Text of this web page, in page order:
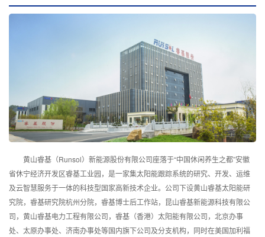
黄山睿基（Runsol）新能源股份有限公司座落于“中国休闲养生之都”安徽
省休宁经济开发区睿基工业园，是一家集太阳能跟踪系统的研究、开发、运维
及云智慧服务于一体的科技型国家高新技术企业。公司下设黄山睿基太阳能研
究院，睿基研究院杭州分院，睿基博士后工作站，昆山睿基新能源科技有限公
司，黄山睿基电力工程有限公司，睿基（香港）太阳能有限公司，北京办事
处、太原办事处、济南办事处等国内旗下公司及分支机构，同时在美国加利福